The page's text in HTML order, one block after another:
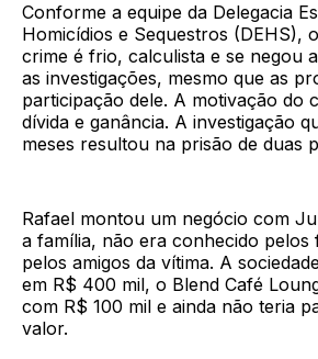
Conforme a equipe da Delegacia
Homicídios e Sequestros (DEHS),
crime é frio, calculista e se negou
as investigações, mesmo que as
participação dele. A motivação do
dívida e ganância. A investigação
meses resultou na prisão de duas
Rafael montou um negócio com
a família, não era conhecido pelos
pelos amigos da vítima. A
em R$ 400 mil, o Blend Café
com R$ 100 mil e ainda não teria
valor.